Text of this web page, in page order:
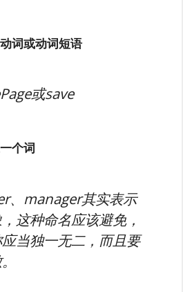
词或动词短语
或save
个词
、manager其实表示
这种命名应该避免，
当独一无二，而且要